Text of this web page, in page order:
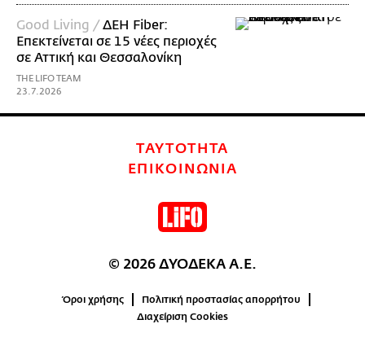
Good Living / ΔΕΗ Fiber:
Επεκτείνεται σε 15 νέες περιοχές
σε Αττική και Θεσσαλονίκη
THE LIFO TEAM
23.7.2026
ΤΑΥΤΟΤΗΤΑ
ΕΠΙΚΟΙΝΩΝΙΑ
© 2026 ΔΥΟΔΕΚΑ Α.Ε.
Όροι χρήσης
Πολιτική προστασίας απορρήτου
Διαχείριση Cookies